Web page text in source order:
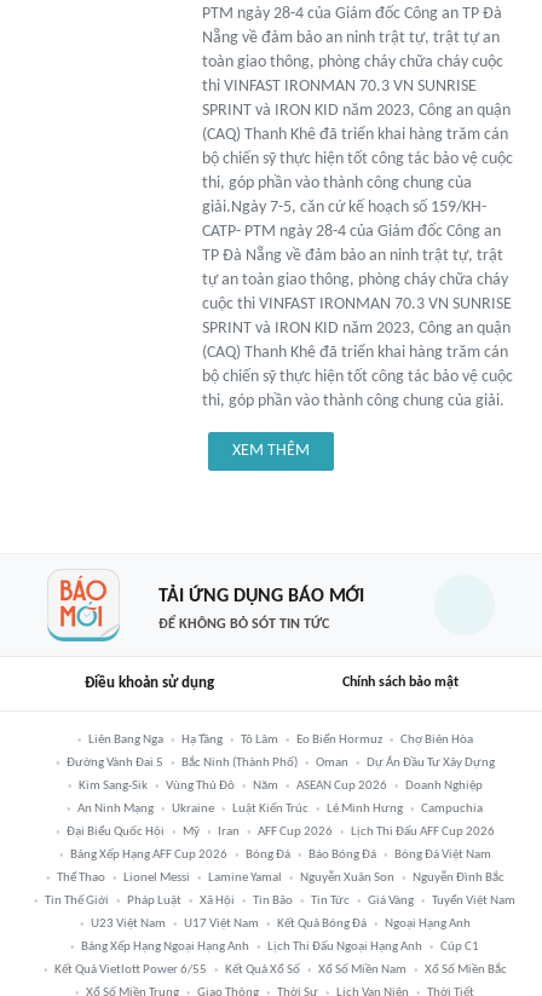
PTM ngày 28-4 của Giám đốc Công an TP Đà
Nẵng về đảm bảo an ninh trật tự, trật tự an
toàn giao thông, phòng cháy chữa cháy cuộc
thi VINFAST IRONMAN 70.3 VN SUNRISE
SPRINT và IRON KID năm 2023, Công an quận
(CAQ) Thanh Khê đã triển khai hàng trăm cán
bộ chiến sỹ thực hiện tốt công tác bảo vệ cuộc
thi, góp phần vào thành công chung của
giải.Ngày 7-5, căn cứ kế hoạch số 159/KH-
CATP- PTM ngày 28-4 của Giám đốc Công an
TP Đà Nẵng về đảm bảo an ninh trật tự, trật
tự an toàn giao thông, phòng cháy chữa cháy
cuộc thi VINFAST IRONMAN 70.3 VN SUNRISE
SPRINT và IRON KID năm 2023, Công an quận
(CAQ) Thanh Khê đã triển khai hàng trăm cán
bộ chiến sỹ thực hiện tốt công tác bảo vệ cuộc
thi, góp phần vào thành công chung của giải.
XEM THÊM
TẢI ỨNG DỤNG BÁO MỚI
ĐỂ KHÔNG BỎ SÓT TIN TỨC
Điều khoản sử dụng Chính sách bảo mật
Liên Bang Nga Hạ Tầng Tô Lâm Eo Biển Hormuz
Chợ Biên Hòa
Đường Vành Đai 5
Bắc Ninh (thành Phố) Oman
Dự Án Đầu Tư Xây Dựng
Kim Sang-Sik
Vùng Thủ Đô Năm ASEAN Cup 2026
Doanh Nghiệp
An Ninh Mạng
Ukraine Luật Kiến Trúc Lê Minh Hưng
Campuchia
Đại Biểu Quốc Hội
Mỹ Iran AFF Cup 2026
Lịch Thi Đấu AFF Cup 2026
Bảng Xếp Hạng AFF Cup 2026
Bóng Đá Báo Bóng Đá
Bóng Đá Việt Nam
Thể Thao
Lionel Messi Lamine Yamal Nguyễn Xuân Son
Nguyễn Đình Bắc
Tin Thế Giới
Pháp Luật Xã Hội Tin Bão Tin Tức Giá Vàng
Tuyển Việt Nam
U23 Việt Nam
U17 Việt Nam Kết Quả Bóng Đá
Ngoại Hạng Anh
Bảng Xếp Hạng Ngoại Hạng Anh
Lịch Thi Đấu Ngoại Hạng Anh
Cúp C1
Kết Quả Vietlott Power 6/55
Kết Quả Xổ Số Xổ Số Miền Nam
Xổ Số Miền Bắc
Xổ Số Miền Trung
Giao Thông Thời Sự Lịch Vạn Niên Thời Tiết